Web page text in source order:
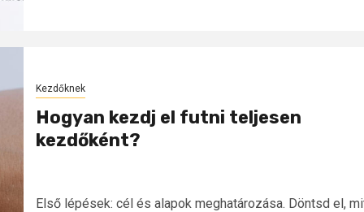
Kezdőknek
Hogyan kezdj el futni teljesen
kezdőként?
Első lépések: cél és alapok meghatározása. Döntsd el,